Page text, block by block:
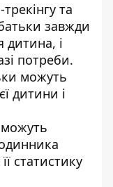
та
завжди
дитина, і
потреби.
можуть
дитини і
статистику